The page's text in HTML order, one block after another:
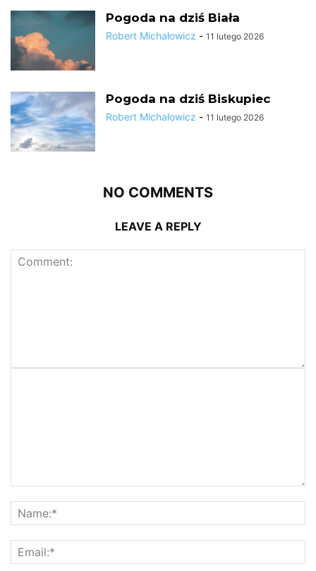
Pogoda na dziś Biała
Robert Michałowicz - 11 lutego 2026
Pogoda na dziś Biskupiec
Robert Michałowicz - 11 lutego 2026
NO COMMENTS
LEAVE A REPLY